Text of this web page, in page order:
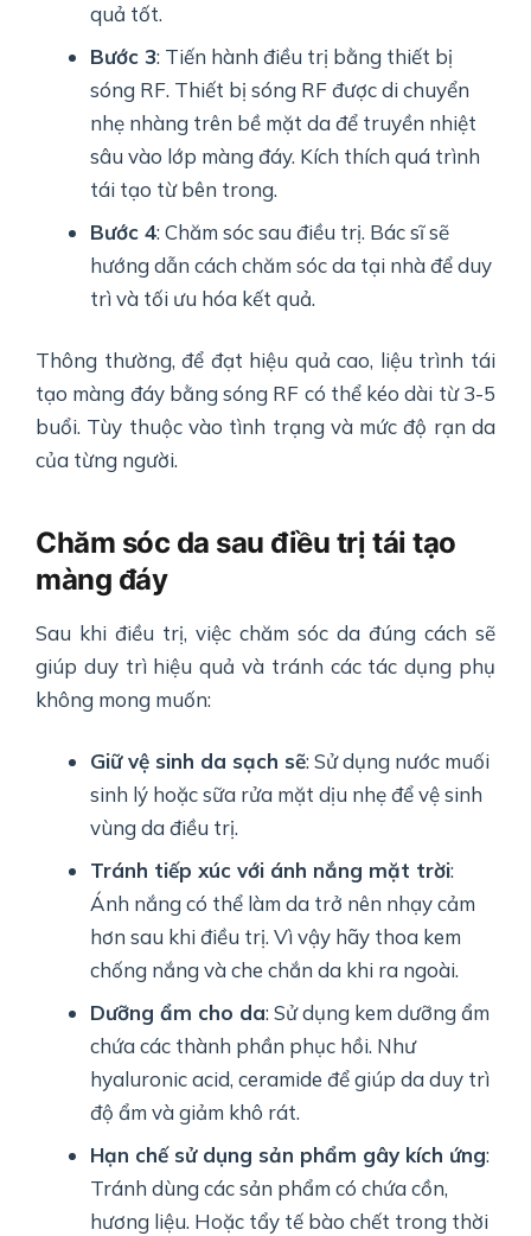
quả tốt.
Bước 3: Tiến hành điều trị bằng thiết bị
sóng RF. Thiết bị sóng RF được di chuyển
nhẹ nhàng trên bề mặt da để truyền nhiệt
sâu vào lớp màng đáy. Kích thích quá trình
tái tạo từ bên trong.
Bước 4: Chăm sóc sau điều trị. Bác sĩ sẽ
hướng dẫn cách chăm sóc da tại nhà để duy
trì và tối ưu hóa kết quả.
Thông thường, để đạt hiệu quả cao, liệu trình tái
tạo màng đáy bằng sóng RF có thể kéo dài từ 3-5
buổi. Tùy thuộc vào tình trạng và mức độ rạn da
của từng người.
Chăm sóc da sau điều trị tái tạo
màng đáy
Sau khi điều trị, việc chăm sóc da đúng cách sẽ
giúp duy trì hiệu quả và tránh các tác dụng phụ
không mong muốn:
Giữ vệ sinh da sạch sẽ: Sử dụng nước muối
sinh lý hoặc sữa rửa mặt dịu nhẹ để vệ sinh
vùng da điều trị.
Tránh tiếp xúc với ánh nắng mặt trời:
Ánh nắng có thể làm da trở nên nhạy cảm
hơn sau khi điều trị. Vì vậy hãy thoa kem
chống nắng và che chắn da khi ra ngoài.
Dưỡng ẩm cho da: Sử dụng kem dưỡng ẩm
chứa các thành phần phục hồi. Như
hyaluronic acid, ceramide để giúp da duy trì
độ ẩm và giảm khô rát.
Hạn chế sử dụng sản phẩm gây kích ứng:
Tránh dùng các sản phẩm có chứa cồn,
hương liệu. Hoặc tẩy tế bào chết trong thời